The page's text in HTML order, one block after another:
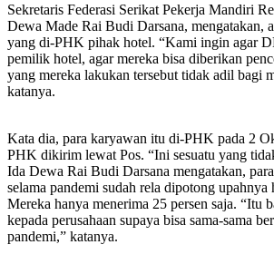
Sekretaris Federasi Serikat Pekerja Mandiri
Dewa Made Rai Budi Darsana, mengatakan,
yang di-PHK pihak hotel. “Kami ingin agar
pemilik hotel, agar mereka bisa diberikan
yang mereka lakukan tersebut tidak adil bagi
katanya.
Kata dia, para karyawan itu di-PHK pada 2
PHK dikirim lewat Pos. “Ini sesuatu yang
Ida Dewa Rai Budi Darsana mengatakan,
selama pandemi sudah rela dipotong upahnya
Mereka hanya menerima 25 persen saja. “Itu
kepada perusahaan supaya bisa sama-sama
pandemi,” katanya.